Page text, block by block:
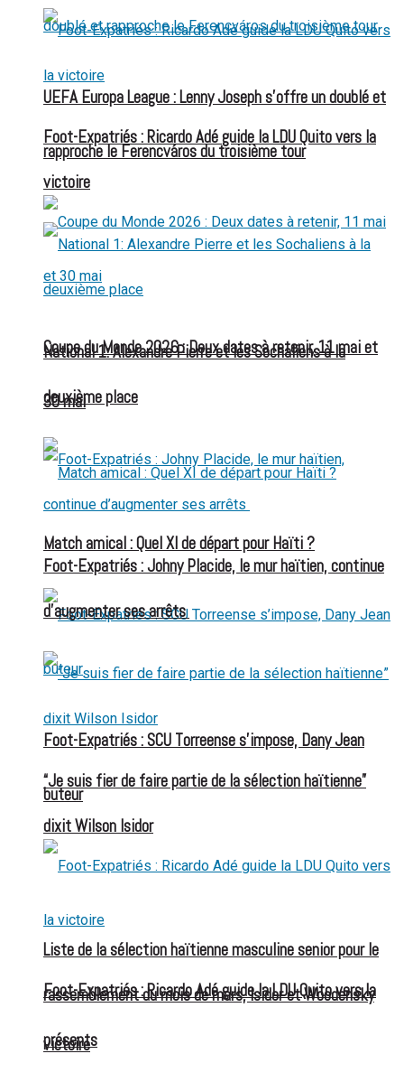
UEFA Europa League : Lenny Joseph s’offre un doublé et
rapproche le Ferencváros du troisième tour
Coupe du Monde 2026 : Deux dates à retenir, 11 mai et
30 mai
Match amical : Quel XI de départ pour Haïti ?
Foot-Expatriés : SCU Torreense s’impose, Dany Jean
buteur
Foot-Expatriés : Ricardo Adé guide la LDU Quito vers la
victoire
Foot-Expatriés : Ricardo Adé guide la LDU Quito vers la
victoire
National 1: Alexandre Pierre et les Sochaliens à la
deuxième place
Foot-Expatriés : Johny Placide, le mur haïtien, continue
d’augmenter ses arrêts
“Je suis fier de faire partie de la sélection haïtienne”
dixit Wilson Isidor
Liste de la sélection haïtienne masculine senior pour le
rassemblement du mois de mars, Isidor et Woodensky
présents